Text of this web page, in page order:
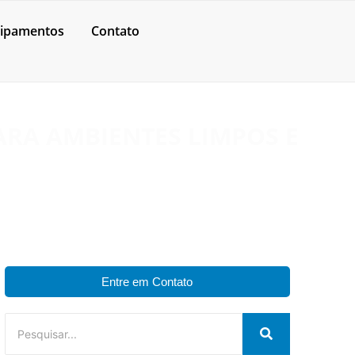
Contato
Entre em Contato